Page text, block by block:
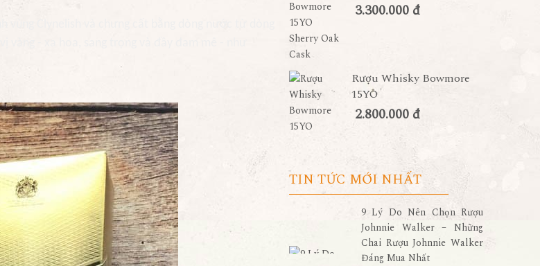
3.300.000 đ
Rượu Whisky Bowmore
15YO
2.800.000 đ
TIN TỨC MỚI NHẤT
9 Lý Do Nên Chọn Rượu
Johnnie Walker – Những
Chai Rượu Johnnie Walker
Đáng Mua Nhất